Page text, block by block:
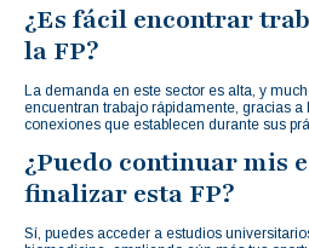
¿Es fácil encontrar
la FP?
La demanda en este sector es alta, y
encuentran trabajo rápidamente, gracias a
conexiones que establecen durante sus
¿Puedo continuar mis
finalizar esta FP?
Sí, puedes acceder a estudios